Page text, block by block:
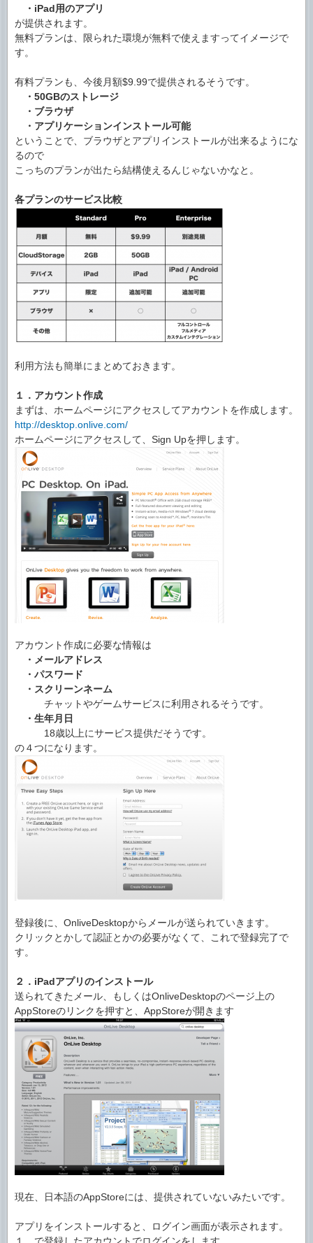
・iPad用のアプリ
が提供されます。
無料プランは、限られた環境が無料で使えますってイメージで
す。
有料プランも、今後月額$9.99で提供されるそうです。
・50GBのストレージ
・ブラウザ
・アプリケーションインストール可能
ということで、ブラウザとアプリインストールが出来るようにな
るので
こっちのプランが出たら結構使えるんじゃないかなと。
各プランのサービス比較
利用方法も簡単にまとめておきます。
１．アカウント作成
まずは、ホームページにアクセスしてアカウントを作成します。
http://desktop.onlive.com/
ホームページにアクセスして、Sign Upを押します。
アカウント作成に必要な情報は
・メールアドレス
・パスワード
・スクリーンネーム
チャットやゲームサービスに利用されるそうです。
・生年月日
18歳以上にサービス提供だそうです。
の４つになります。
登録後に、OnliveDesktopからメールが送られていきます。
クリックとかして認証とかの必要がなくて、これで登録完了で
す。
２．iPadアプリのインストール
送られてきたメール、もしくはOnliveDesktopのページ上の
AppStoreのリンクを押すと、AppStoreが開きます
現在、日本語のAppStoreには、提供されていないみたいです。
アプリをインストールすると、ログイン画面が表示されます。
１．で登録したアカウントでログインをします。